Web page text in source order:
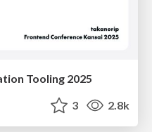
Tooling 2025
3 2.8k